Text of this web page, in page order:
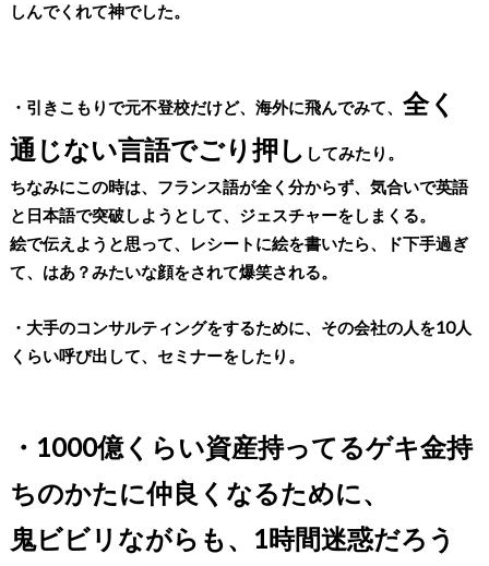
しんでくれて神でした。
・引きこもりで元不登校だけど、海外に飛んでみて、 全く
通じない言語でごり押し してみたり。
ちなみにこの時は、フランス語が全く分からず、気合いで英語
と日本語で突破しようとして、ジェスチャーをしまくる。
絵で伝えようと思って、レシートに絵を書いたら、ド下手過ぎ
て、はあ？みたいな顔をされて爆笑される。
・大手のコンサルティングをするために、その会社の人を10人
くらい呼び出して、セミナーをしたり。
・1000億くらい資産持ってるゲキ金持
ちのかたに仲良くなるために、
鬼ビビリながらも、1時間迷惑だろう